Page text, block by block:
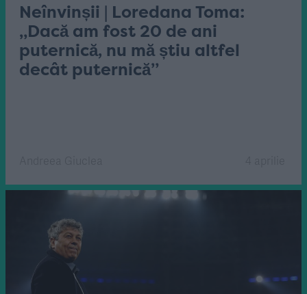
Neînvinșii | Loredana Toma:
„Dacă am fost 20 de ani
puternică, nu mă știu altfel
decât puternică”